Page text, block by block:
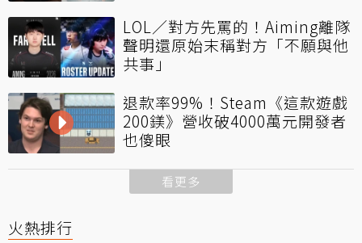
LOL／對方先罵的！Aiming離隊
聲明還原始末稱對方「不願與他
共事」
退款率99%！Steam《這款遊戲
200鎂》營收破4000萬元開發者
也傻眼
看更多
火熱排行